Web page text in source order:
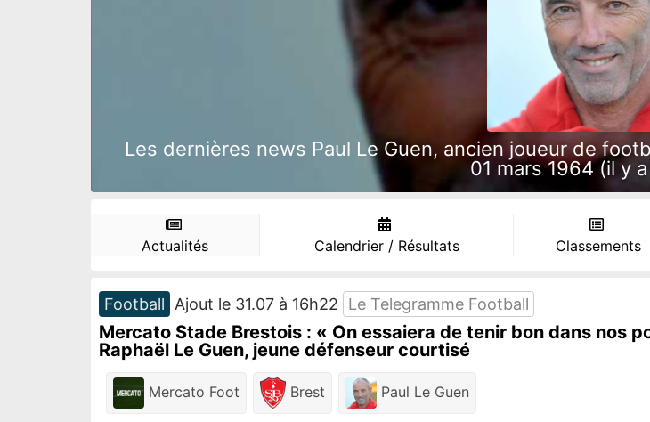
Les dernières news Paul Le Guen, ancien joueur de
01 mars 1964 (il y
Actualités Calendrier / Résultats Classements
Football Ajout le 31.07 à 16h22 Le Telegramme Football
Mercato Stade Brestois : « On essaiera de tenir bon dans nos
Raphaël Le Guen, jeune défenseur courtisé
Mercato Foot Brest Paul Le Guen